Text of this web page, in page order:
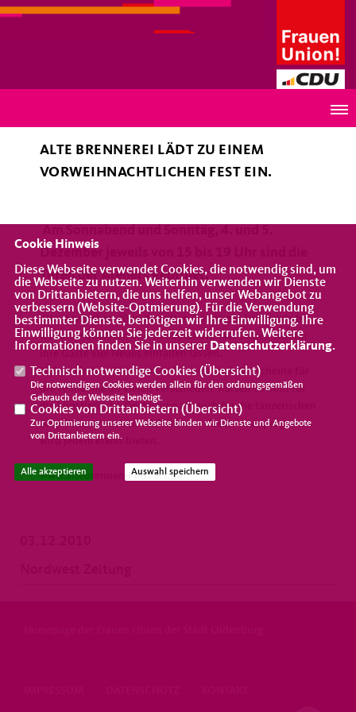
ALTE BRENNEREI LÄDT ZU EINEM
VORWEIHNACHTLICHEN FEST EIN.
Dezember jeweils von 15 bis 19 Uhr sind die
Türen der Ateliers geöffnet.
Die inzwischen 30 in den alten Gemäuern beheimateten
Kulturschaffenden und Kunsthandwerker haben sich für
Neben kleinen Geschenken können auch Gutscheine für
die Teilnahme an vielen verschieden Kursen-sowohl für
die künstlerische Gestaltung als auch für die tänzerischen
Angebote- erworben werben.auch das Rahmenprogramm
wird jedem etwas bieten.
www.altebrennerei-hilbers.de
Cookie Hinweis
Diese Webseite verwendet Cookies, die notwendig sind, um
die Webseite zu nutzen. Weiterhin verwenden wir Dienste
von Drittanbietern, die uns helfen, unser Webangebot zu
verbessern (Website-Optmierung). Für die Verwendung
bestimmter Dienste, benötigen wir Ihre Einwilligung. Ihre
Einwilligung können Sie jederzeit widerrufen. Weitere
Informationen finden Sie in unserer Datenschutzerklärung.
Technisch notwendige Cookies (Übersicht)
Die notwendigen Cookies werden allein für den ordnungsgemäßen
Gebrauch der Webseite benötigt.
Cookies von Drittanbietern (Übersicht)
Zur Optimierung unserer Webseite binden wir Dienste und Angebote
von Drittanbietern ein.
Alle akzeptieren Auswahl speichern